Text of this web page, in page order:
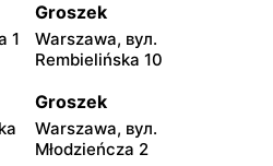
1
Groszek
Warszawa, вул.
Rembielińska 10
Groszek
Warszawa, вул.
Młodzieńcza 2